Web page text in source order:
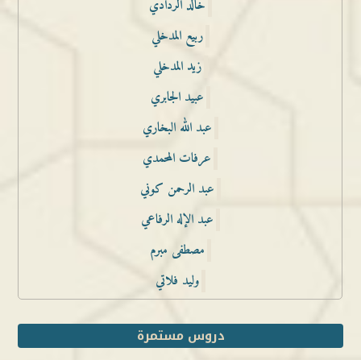
خالد الردادي
ربيع المدخلي
زيد المدخلي
عبيد الجابري
عبد الله البخاري
عرفات المحمدي
عبد الرحمن كوني
عبد الإله الرفاعي
مصطفى مبرم
وليد فلاتي
دروس مستمرة